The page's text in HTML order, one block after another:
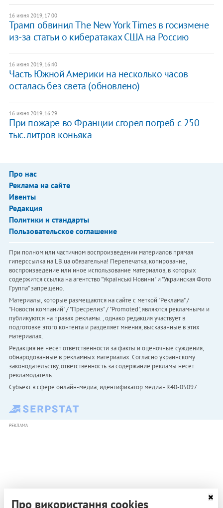
16 июня 2019, 17:00
Трамп обвинил The New York Times в госизмене
из-за статьи о кибератаках США на Россию
16 июня 2019, 16:40
Часть Южной Америки на несколько часов
осталась без света (обновлено)
16 июня 2019, 16:29
При пожаре во Франции сгорел погреб с 250
тыс. литров коньяка
Про нас
Реклама на сайте
Ивенты
Редакция
Политики и стандарты
Пользовательское соглашение
При полном или частичном воспроизведении материалов прямая
гиперссылка на LB.ua обязательна! Перепечатка, копирование,
воспроизведение или иное использование материалов, в которых
содержится ссылка на агентство "Українськi Новини" и "Украинская Фото
Группа" запрещено.
Материалы, которые размещаются на сайте с меткой "Реклама" /
"Новости компаний" / "Пресрелиз" / "Promoted", являются рекламными и
публикуются на правах рекламы. , однако редакция участвует в
подготовке этого контента и разделяет мнения, высказанные в этих
материалах.
Редакция не несет ответственности за факты и оценочные суждения,
обнародованные в рекламных материалах. Согласно украинскому
законодательству, ответственность за содержание рекламы несет
рекламодатель.
Субъект в сфере онлайн-медиа; идентификатор медиа - R40-05097
РЕКЛАМА
Про використання cookies